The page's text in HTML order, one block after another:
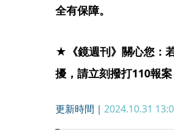
全有保障。
★《鏡週刊》關心您：
擾，請立刻撥打110報
更新時間｜ 2024.10.31